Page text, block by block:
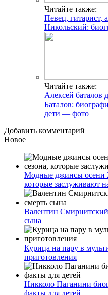
Читайте также:
Певец, гитарист,
Никольский:
Читайте также:
Алексей баталов
Баталов:
дети — фото
Добавить комментарий
Новое
Модные джинсы осени
которые заслуживают
Валентин Смирнитский
сына
Курица на пару в
приготовления
Никколо Паганини
факты для детей